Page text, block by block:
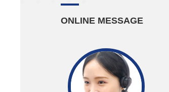
ONLINE MESSAGE